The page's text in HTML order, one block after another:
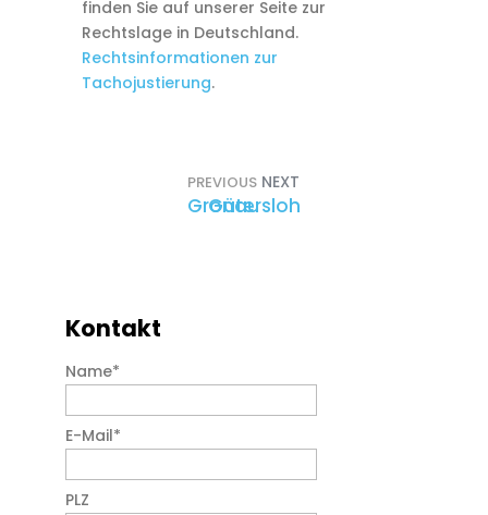
finden Sie auf unserer Seite zur
Rechtslage in Deutschland.
Rechtsinformationen zur
Tachojustierung.
PREVIOUS
Gronau
NEXT
Gütersloh
Kontakt
Name*
E-Mail*
PLZ